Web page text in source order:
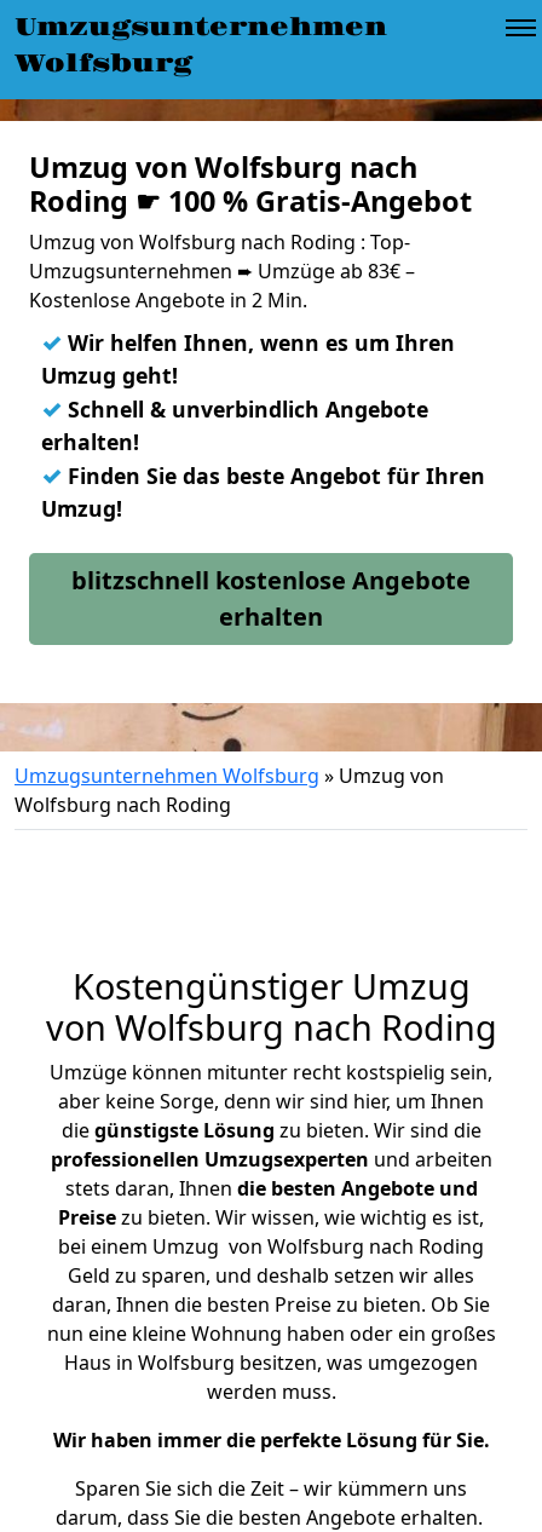
Umzugsunternehmen
Wolfsburg
Umzug von Wolfsburg nach
Roding ☛ 100 % Gratis-Angebot
Umzug von Wolfsburg nach Roding : Top-
Umzugsunternehmen ➨ Umzüge ab 83€ –
Kostenlose Angebote in 2 Min.
✓ Wir helfen Ihnen, wenn es um Ihren
Umzug geht!
✓ Schnell & unverbindlich Angebote
erhalten!
✓ Finden Sie das beste Angebot für Ihren
Umzug!
blitzschnell kostenlose Angebote
erhalten
Umzugsunternehmen Wolfsburg » Umzug von
Wolfsburg nach Roding
Kostengünstiger Umzug
von Wolfsburg nach Roding
Umzüge können mitunter recht kostspielig sein,
aber keine Sorge, denn wir sind hier, um Ihnen
diegünstigste Lösung zu bieten. Wir sind die
professionellen Umzugsexperten und arbeiten
stets daran, Ihnen die besten Angebote und
Preisezu bieten. Wir wissen, wie wichtig es ist,
bei einem Umzug von Wolfsburg nach Roding
Geld zu sparen, und deshalb setzen wir alles
daran, Ihnen die besten Preise zu bieten. Ob Sie
nun eine kleine Wohnung haben oder ein großes
Haus in Wolfsburg besitzen, was umgezogen
werden muss.
Wir haben immer die perfekte Lösung für Sie.
Sparen Sie sich die Zeit – wir kümmern uns
darum, dass Sie die besten Angebote erhalten.